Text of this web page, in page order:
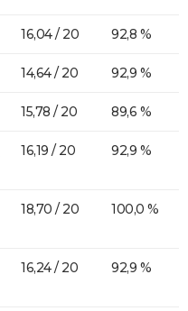
16,04 / 20 92,8 %
14,64 / 20 92,9 %
15,78 / 20 89,6 %
16,19 / 20 92,9 %
18,70 / 20 100,0 %
16,24 / 20 92,9 %